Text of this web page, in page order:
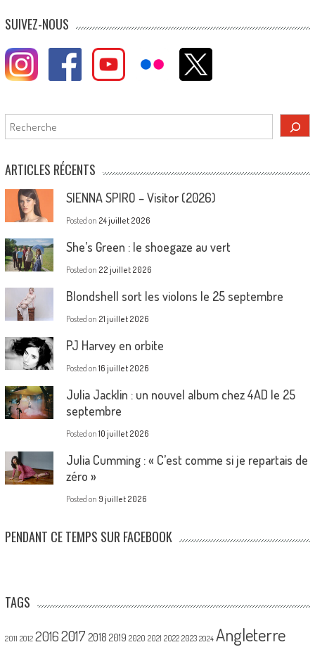
SUIVEZ-NOUS
Rechercher
ARTICLES RÉCENTS
SIENNA SPIRO – Visitor (2026)
Posted on 24 juillet 2026
She’s Green : le shoegaze au vert
Posted on 22 juillet 2026
Blondshell sort les violons le 25 septembre
Posted on 21 juillet 2026
PJ Harvey en orbite
Posted on 16 juillet 2026
Julia Jacklin : un nouvel album chez 4AD le 25
septembre
Posted on 10 juillet 2026
Julia Cumming : « C’est comme si je repartais de
zéro »
Posted on 9 juillet 2026
PENDANT CE TEMPS SUR FACEBOOK
TAGS
2011 2012 20162017 2018 2019 2020 2021 2022 2023 2024 Angleterre